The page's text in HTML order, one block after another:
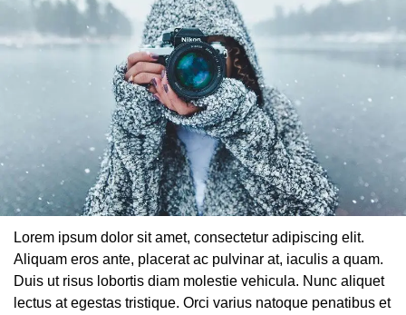
Lorem ipsum dolor sit amet, consectetur adipiscing elit.
Aliquam eros ante, placerat ac pulvinar at, iaculis a quam.
Duis ut risus lobortis diam molestie vehicula. Nunc aliquet
lectus at egestas tristique. Orci varius natoque penatibus et